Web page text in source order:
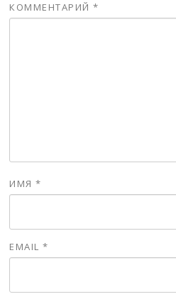
КОММЕНТАРИЙ*
ИМЯ*
EMAIL*